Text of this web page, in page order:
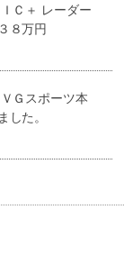
Ｃ＋ レーダー
８万円
Ｇスポーツ本
した。